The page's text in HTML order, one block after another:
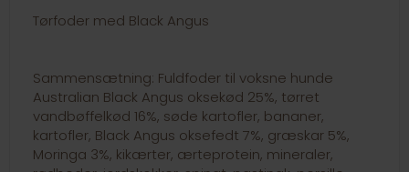
Tørfoder med Black Angus
Sammensætning: Fuldfoder til voksne hunde
Australian Black Angus oksekød 25%, tørret
vandbøffelkød 16%, søde kartofler, bananer,
kartofler, Black Angus oksefedt 7%, græskar 5%,
Moringa 3%, kikærter, ærteprotein, mineraler,